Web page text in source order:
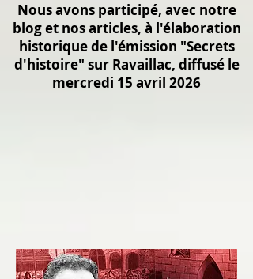
Nous avons participé, avec notre
blog et nos articles, à l'élaboration
historique de l'émission "Secrets
d'histoire" sur Ravaillac, diffusé le
mercredi 15 avril 2026